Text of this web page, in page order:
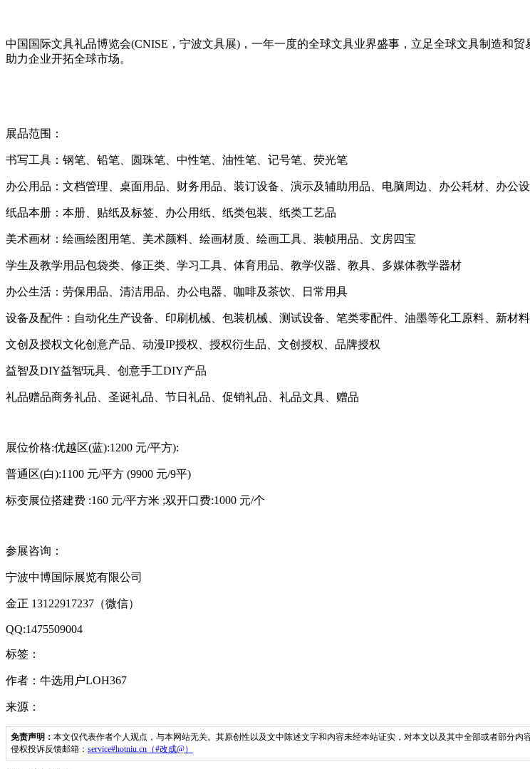
中国国际文具礼品博览会(CNISE，宁波文具展)，一年一度的全球文具业界盛事，立足全球文具制造和
助力企业开拓全球市场。
展品范围：
书写工具：钢笔、铅笔、圆珠笔、中性笔、油性笔、记号笔、荧光笔
办公用品：文档管理、桌面用品、财务用品、装订设备、演示及辅助用品、电脑周边、办公耗材、办公
纸品本册：本册、贴纸及标签、办公用纸、纸类包装、纸类工艺品
美术画材：绘画绘图用笔、美术颜料、绘画材质、绘画工具、装帧用品、文房四宝
学生及教学用品包袋类、修正类、学习工具、体育用品、教学仪器、教具、多媒体教学器材
办公生活：劳保用品、清洁用品、办公电器、咖啡及茶饮、日常用具
设备及配件：自动化生产设备、印刷机械、包装机械、测试设备、笔类零配件、油墨等化工原料、新材料
文创及授权文化创意产品、动漫IP授权、授权衍生品、文创授权、品牌授权
益智及DIY益智玩具、创意手工DIY产品
礼品赠品商务礼品、圣诞礼品、节日礼品、促销礼品、礼品文具、赠品
展位价格:优越区(蓝):1200 元/平方):
普通区(白):1100 元/平方 (9900 元/9平)
标变展位搭建费 :160 元/平方米 ;双开口费:1000 元/个
参展咨询：
宁波中博国际展览有限公司
金正 13122917237（微信）
QQ:1475509004
标签：
作者：牛选用户LOH367
来源：
免责声明： 本文仅代表作者个人观点，与本网站无关。其原创性以及文中陈述文字和内容未经本站证实，对本文以及其中全部或者部分
侵权投诉反馈邮箱： service#hotniu.cn（#改成@）